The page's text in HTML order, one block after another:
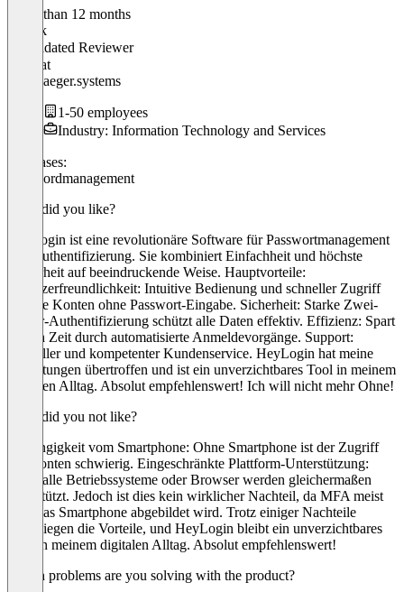
Older than 12 months
Patrick
Validated Reviewer
at
dirks-jaeger.systems
1-50 employees
Industry: Information Technology and Services
Use cases:
Passwordmanagement
What did you like?
HeyLogin ist eine revolutionäre Software für Passwortmanagement
und Authentifizierung. Sie kombiniert Einfachheit und höchste
Sicherheit auf beeindruckende Weise. Hauptvorteile:
Benutzerfreundlichkeit: Intuitive Bedienung und schneller Zugriff
auf alle Konten ohne Passwort-Eingabe. Sicherheit: Starke Zwei-
Faktor-Authentifizierung schützt alle Daten effektiv. Effizienz: Spart
täglich Zeit durch automatisierte Anmeldevorgänge. Support:
Schneller und kompetenter Kundenservice. HeyLogin hat meine
Erwartungen übertroffen und ist ein unverzichtbares Tool in meinem
digitalen Alltag. Absolut empfehlenswert! Ich will nicht mehr Ohne!
What did you not like?
Abhängigkeit vom Smartphone: Ohne Smartphone ist der Zugriff
auf Konten schwierig. Eingeschränkte Plattform-Unterstützung:
Nicht alle Betriebssysteme oder Browser werden gleichermaßen
unterstützt. Jedoch ist dies kein wirklicher Nachteil, da MFA meist
über das Smartphone abgebildet wird. Trotz einiger Nachteile
überwiegen die Vorteile, und HeyLogin bleibt ein unverzichtbares
Tool in meinem digitalen Alltag. Absolut empfehlenswert!
Which problems are you solving with the product?